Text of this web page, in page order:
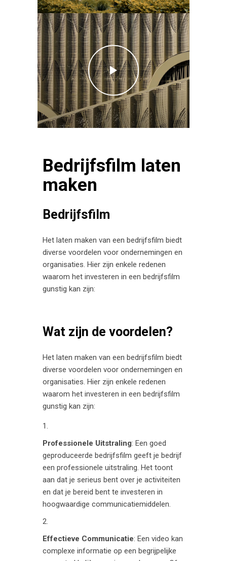
Bedrijfsfilm laten
maken
Bedrijfsfilm
Het laten maken van een bedrijfsfilm biedt
diverse voordelen voor ondernemingen en
organisaties. Hier zijn enkele redenen
waarom het investeren in een bedrijfsfilm
gunstig kan zijn:
Wat zijn de voordelen?
Het laten maken van een bedrijfsfilm biedt
diverse voordelen voor ondernemingen en
organisaties. Hier zijn enkele redenen
waarom het investeren in een bedrijfsfilm
gunstig kan zijn:
Professionele Uitstraling: Een goed
geproduceerde bedrijfsfilm geeft je bedrijf
een professionele uitstraling. Het toont
aan dat je serieus bent over je activiteiten
en dat je bereid bent te investeren in
hoogwaardige communicatiemiddelen.
Effectieve Communicatie: Een video kan
complexe informatie op een begrijpelijke